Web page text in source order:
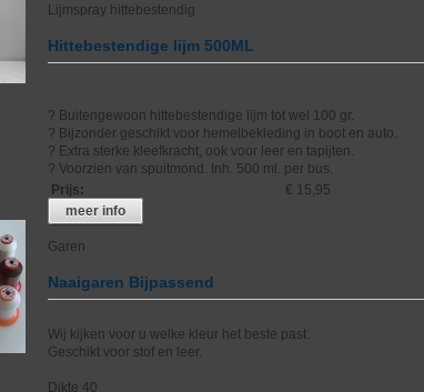
Lijmspray hittebestendig
Hittebestendige lijm 500ML
? Buitengewoon hittebestendige lijm tot wel 100 gr.
? Bijzonder geschikt voor hemelbekleding in boot en auto.
? Extra sterke kleefkracht, ook voor leer en tapijten.
? Voorzien van spuitmond. Inh. 500 ml. per bus.
Prijs:
€ 15,95
meer info
Garen
Naaigaren Bijpassend
Wij kijken voor u welke kleur het beste past.
Geschikt voor stof en leer.
Dikte 40